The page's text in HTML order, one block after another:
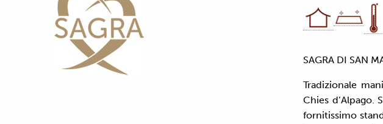
SAGRA DI SAN
Tradizionale
Chies
fornitissimo